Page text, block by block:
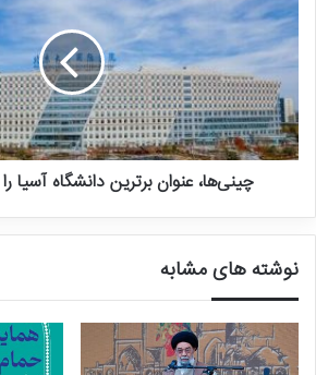
چینی‌ها، عنوان برترین دانشگاه آسیا
نوشته های مشابه